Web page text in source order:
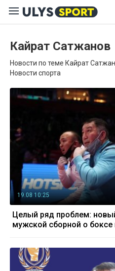
Кайрат Сатжанов
Новости по теме Кайрат
Новости спорта
19.08 10:25
Целый ряд проблем:
мужской сборной о боксе